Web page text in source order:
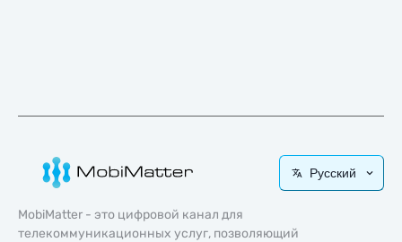
Русский
MobiMatter - это цифровой канал для
телекоммуникационных услуг, позволяющий